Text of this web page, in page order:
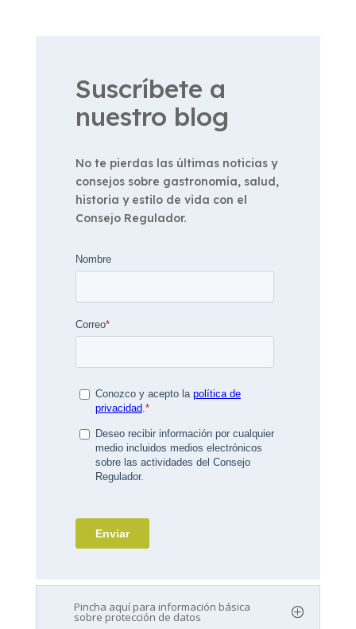
Suscríbete a
nuestro blog
No te pierdas las últimas noticias y
consejos sobre gastronomía, salud,
historia y estilo de vida con el
Consejo Regulador.
Pincha aquí para información básica
sobre protección de datos